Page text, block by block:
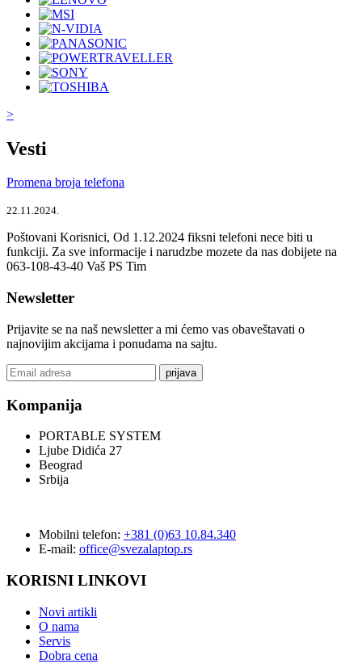
>
Vesti
Promena broja telefona
22.11.2024.
Poštovani Korisnici, Od 1.12.2024 fiksni telefoni nece biti u
funkciji. Za sve informacije i narudzbe mozete da nas dobijete na
063-108-43-40 Vaš PS Tim
Newsletter
Prijavite se na naš newsletter a mi ćemo vas obaveštavati o
najnovijim akcijama i ponudama na sajtu.
prijava
Kompanija
PORTABLE SYSTEM
Ljube Didića 27
Beograd
Srbija
Mobilni telefon: +381 (0)63 10.84.340
E-mail: office@svezalaptop.rs
KORISNI LINKOVI
Novi artikli
O nama
Servis
Dobra cena